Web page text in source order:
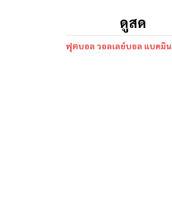
ดูสด
ฟุตบอล วอลเลย์บอล แบดมิ